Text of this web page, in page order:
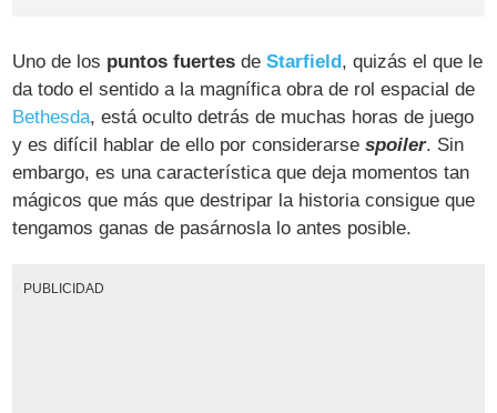
Uno de los puntos fuertes deStarfield, quizás el que le
da todo el sentido a la magnífica obra de rol espacial de
Bethesda, está oculto detrás de muchas horas de juego
y es difícil hablar de ello por considerarsespoiler. Sin
embargo, es una característica que deja momentos tan
mágicos que más que destripar la historia consigue que
tengamos ganas de pasárnosla lo antes posible.
PUBLICIDAD